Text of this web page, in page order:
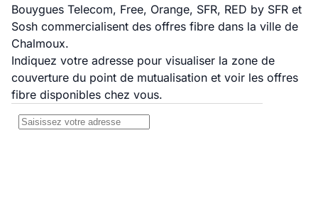
Bouygues Telecom, Free, Orange, SFR, RED by SFR et
Sosh commercialisent des offres fibre dans la ville de
Chalmoux.
Indiquez votre adresse pour visualiser la zone de
couverture du point de mutualisation et voir les offres
fibre disponibles chez vous.